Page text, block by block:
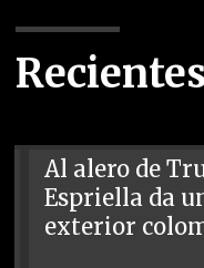
Recientes
Al alero de
Espriella da
exterior